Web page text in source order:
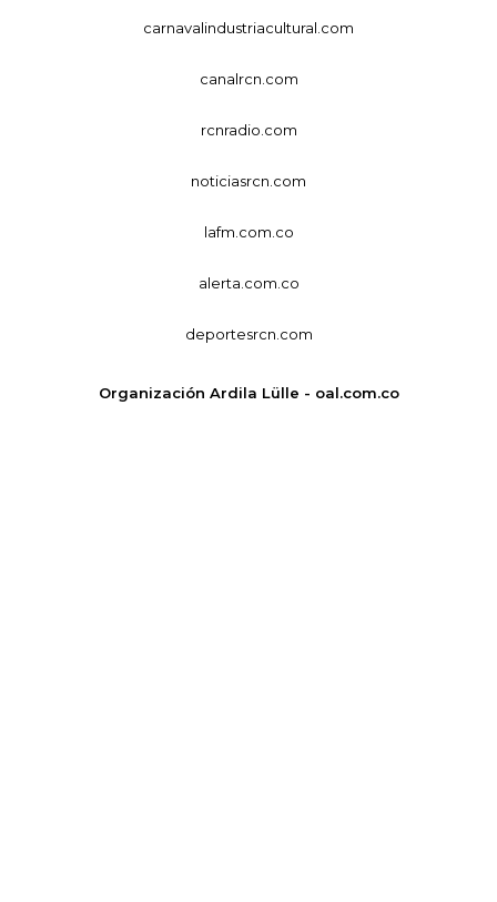
carnavalindustriacultural.com
canalrcn.com
rcnradio.com
noticiasrcn.com
lafm.com.co
alerta.com.co
deportesrcn.com
Organización Ardila Lülle - oal.com.co